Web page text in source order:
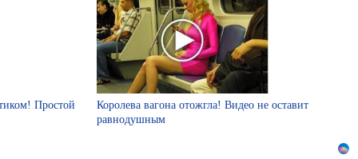
Простой
Королева вагона отожгла! Видео не оставит
равнодушным